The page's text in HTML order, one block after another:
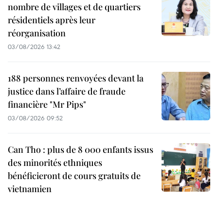
nombre de villages et de quartiers
résidentiels après leur
réorganisation
03/08/2026 13:42
188 personnes renvoyées devant la
justice dans l’affaire de fraude
financière "Mr Pips"
03/08/2026 09:52
Can Tho : plus de 8 000 enfants issus
des minorités ethniques
bénéficieront de cours gratuits de
vietnamien